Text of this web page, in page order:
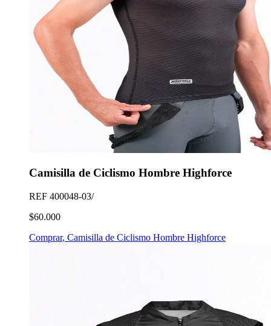
Camisilla de Ciclismo Hombre Highforce
REF 400048-03/
$60.000
Comprar, Camisilla de Ciclismo Hombre Highforce